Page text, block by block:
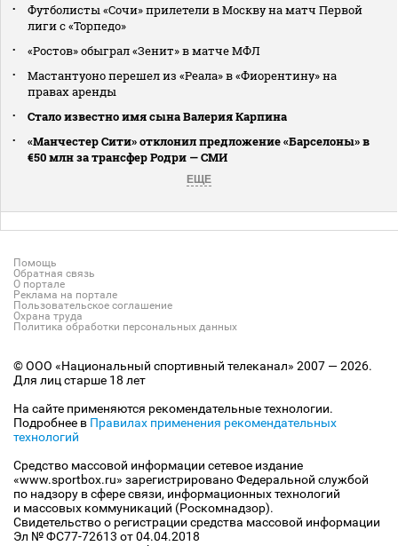
Футболисты «Сочи» прилетели в Москву на матч Первой
лиги с «Торпедо»
«Ростов» обыграл «Зенит» в матче МФЛ
Мастантуоно перешел из «Реала» в «Фиорентину» на
правах аренды
Стало известно имя сына Валерия Карпина
«Манчестер Сити» отклонил предложение «Барселоны» в
€50 млн за трансфер Родри — СМИ
ЕЩЕ
Помощь
Обратная связь
О портале
Реклама на портале
Пользовательское соглашение
Охрана труда
Политика обработки персональных данных
© ООО «Национальный спортивный телеканал» 2007 — 2026.
Для лиц старше 18 лет
На сайте применяются рекомендательные технологии.
Подробнее в Правилах применения рекомендательных
технологий
Средство массовой информации сетевое издание
«www.sportbox.ru» зарегистрировано Федеральной службой
по надзору в сфере связи, информационных технологий
и массовых коммуникаций (Роскомнадзор).
Свидетельство о регистрации средства массовой информации
Эл № ФС77-72613 от 04.04.2018